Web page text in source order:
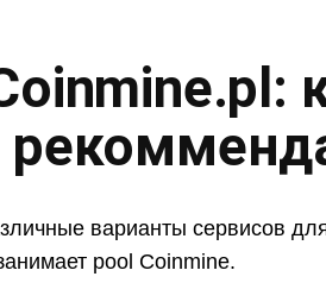
варианты сервисов
pool Coinmine.